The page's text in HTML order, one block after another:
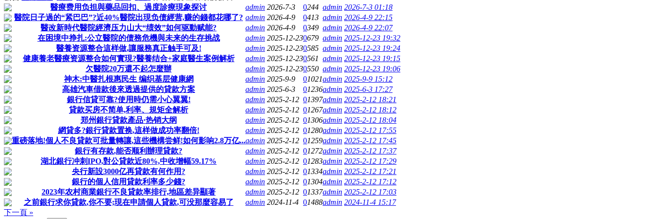
醫療费用负担與藥品回扣、過度診療現象探讨
admin 2026-7-3 0244 admin 2026-7-3 01:18
醫院日子過的“紧巴巴”?近40%醫院出現负债經营,赚的錢都花哪了? admin 2026-4-9 0413 admin 2026-4-9 22:15
醫改新時代醫院經濟压力山大“绩效”如何驱動赋能?
admin 2026-4-9 0349 admin 2026-4-9 22:07
在困境中挣扎:公立醫院的债務危機與未来的生存挑战
admin 2025-12-230679 admin 2025-12-23 19:32
醫養资源整合這样做,讓服務真正触手可及!
admin 2025-12-230585 admin 2025-12-23 19:24
健康養老醫療资源整合如何實現?醫養结合+家庭醫生案例解析
admin 2025-12-230561 admin 2025-12-23 19:15
欠醫院20万還不起怎麼辦
admin 2025-12-230550 admin 2025-12-23 19:06
神木:中醫扎根惠民生 编织基层健康網
admin 2025-9-9 01021admin 2025-9-9 15:12
高雄汽車借款後來透過提供的貸款方案
admin 2025-6-3 01236admin 2025-6-3 17:27
銀行信貸可靠?使用時仍需小心翼翼!
admin 2025-2-12 01397admin 2025-2-12 18:21
貸款买房不简单,利率、規矩全解析
admin 2025-2-12 01267admin 2025-2-12 18:12
郑州銀行貸款產品·热销大纲
admin 2025-2-12 01306admin 2025-2-12 18:04
網貸多?銀行貸款置换,這样做成功率翻倍!
admin 2025-2-12 01280admin 2025-2-12 17:55
重磅落地!個人不良貸款可批量轉讓,這些機構尝鲜!如何影响2.8万亿...admin 2025-2-12 01259admin 2025-2-12 17:45
銀行有存款,能否顺利辦理貸款?
admin 2025-2-12 01272admin 2025-2-12 17:37
湖北銀行冲刺IPO,對公貸款近80%,中收增幅59.17%
admin 2025-2-12 01283admin 2025-2-12 17:29
央行新設3000亿再貸款有何作用?
admin 2025-2-12 01334admin 2025-2-12 17:21
銀行的個人信用貸款利率多少錢?
admin 2025-2-12 01304admin 2025-2-12 17:12
2023年农村商業銀行不良貸款率排行,地區差异顯著
admin 2025-2-12 01337admin 2025-2-12 17:03
之前銀行求你貸款,你不要;現在申請個人貸款,可没那麼容易了
admin 2024-11-4 01488admin 2024-11-4 15:17
下一頁 »